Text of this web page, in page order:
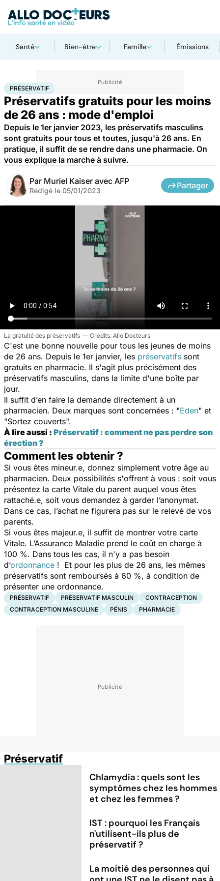
Santé Bien-être Famille Émissions
AccueilBien-êtreSexo
PRÉSERVATIF
Préservatifs gratuits pour les moins
de 26 ans : mode d'emploi
Depuis le 1er janvier 2023, les préservatifs masculins
sont gratuits pour tous et toutes, jusqu'à 26 ans. En
pratique, il suffit de se rendre dans une pharmacie. On
vous explique la marche à suivre.
Par Muriel Kaiser avec AFP
Rédigé le 05/01/2023
Partager
La gratuité des préservatifs Allo Docteurs
C'est une bonne nouvelle pour tous les jeunes de moins
de 26 ans. Depuis le 1er janvier, les préservatifs sont
gratuits en pharmacie. Il s'agit plus précisément des
préservatifs masculins, dans la limite d'une boîte par
jour.
Il suffit d’en faire la demande directement à un
pharmacien. Deux marques sont concernées : "Eden" et
"Sortez couverts".
À lire aussi : Préservatif : comment ne pas perdre son
érection ?
Comment les obtenir ?
Si vous êtes mineur.e, donnez simplement votre âge au
pharmacien. Deux possibilités s'offrent à vous : soit vous
présentez la carte Vitale du parent auquel vous êtes
rattaché.e, soit vous demandez à garder l’anonymat.
Dans ce cas, l’achat ne figurera pas sur le relevé de vos
parents.
Si vous êtes majeur.e, il suffit de montrer votre carte
Vitale. L’Assurance Maladie prend le coût en charge à
100 %. Dans tous les cas, il n'y a pas besoin
d’ordonnance ! Et pour les plus de 26 ans, les mêmes
préservatifs sont remboursés à 60 %, à condition de
présenter une ordonnance.
PRÉSERVATIF PRÉSERVATIF MASCULIN
CONTRACEPTION
CONTRACEPTION MASCULINE
PÉNIS PHARMACIE
Préservatif
Chlamydia : quels sont les
symptômes chez les hommes
et chez les femmes ?
IST : pourquoi les Français
n'utilisent-ils plus de
préservatif ?
La moitié des personnes qui